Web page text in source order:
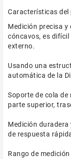
Características
Medición precisa y
cóncavos, es
externo.
Usando una
automática de la
Soporte de cola
parte superior,
Medición
de respuesta
Rango de